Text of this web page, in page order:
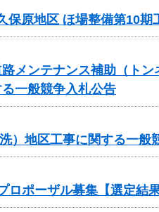
保原地区 ほ場整備第10
ンテナンス補助（トン
一般競争入札公告
）地区工事に関する一般
ポーザル募集【選定結果